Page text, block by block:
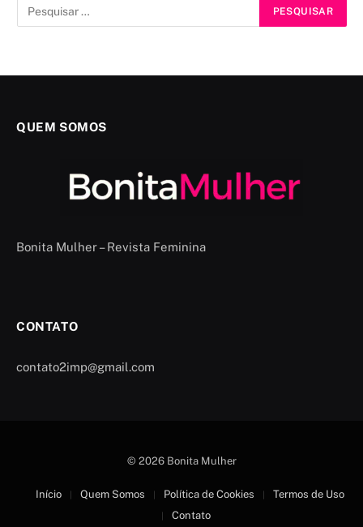
QUEM SOMOS
Bonita Mulher – Revista Feminina
CONTATO
contato2imp@gmail.com
© 2026 Bonita Mulher
Início Quem Somos Política de Cookies
Termos de Uso
Contato